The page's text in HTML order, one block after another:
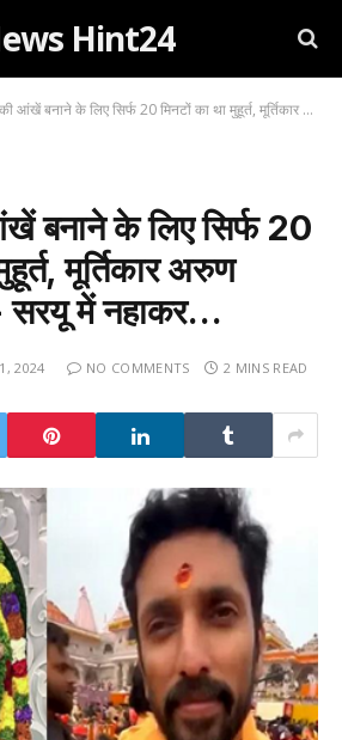
Hint24
बनाने के लिए सिर्फ 20 मिनटों का था मुहूर्त, मूर्तिकार अरुण योगीराज बोले- सरयू में नहाकर…
बनाने के लिए सिर्फ 20
मूर्तिकार अरुण
सरयू में नहाकर…
2024 NO COMMENTS 2 MINS READ